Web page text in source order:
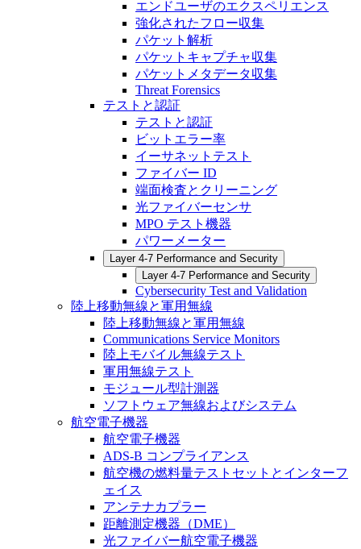
エンドユーザのエクスペリエンス
強化されたフロー収集
パケット解析
パケットキャプチャ収集
パケットメタデータ収集
Threat Forensics
テストと認証
テストと認証
ビットエラー率
イーサネットテスト
ファイバー ID
端面検査とクリーニング
光ファイバーセンサ
MPO テスト機器
パワーメーター
Layer 4-7 Performance and Security
Layer 4-7 Performance and Security
Cybersecurity Test and Validation
陸上移動無線と軍用無線
陸上移動無線と軍用無線
Communications Service Monitors
陸上モバイル無線テスト
軍用無線テスト
モジュール型計測器
ソフトウェア無線およびシステム
航空電子機器
航空電子機器
ADS-B コンプライアンス
航空機の燃料量テストセットとインターフ
ェイス
アンテナカプラー
距離測定機器（DME）
光ファイバー航空電子機器